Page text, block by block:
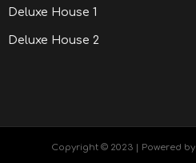
Deluxe House 1
Deluxe House 2
Copyright © 2023 | Powered by